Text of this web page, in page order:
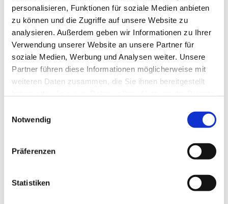
personalisieren, Funktionen für soziale Medien anbieten
zu können und die Zugriffe auf unsere Website zu
analysieren. Außerdem geben wir Informationen zu Ihrer
Verwendung unserer Website an unsere Partner für
soziale Medien, Werbung und Analysen weiter. Unsere
Partner führen diese Informationen möglicherweise mit
weiteren Daten zusammen, die Sie ihnen bereitgestellt
Notwendig
Präferenzen
Statistiken